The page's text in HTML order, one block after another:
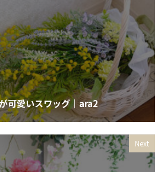
可愛いスワッグ｜ara2
Next